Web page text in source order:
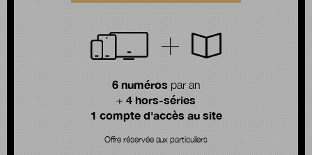
6 numérospar an
+ 4 hors-séries
1 compte d'accès au site
Offre réservée aux particuliers